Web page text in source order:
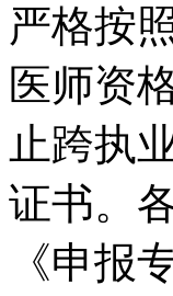
严格按
医师资
止跨执
证书。
《申报